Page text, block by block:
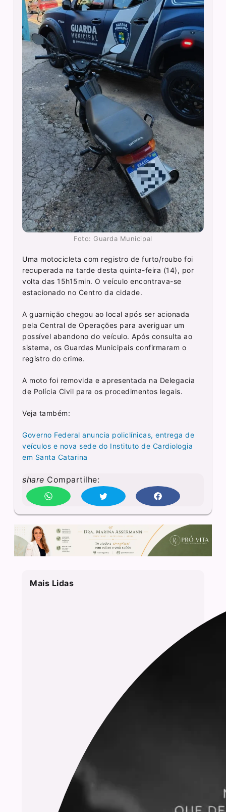
Foto: Guarda Municipal
Uma motocicleta com registro de furto/roubo foi
recuperada na tarde desta quinta-feira (14), por
volta das 15h15min. O veículo encontrava-se
estacionado no Centro da cidade.
A guarnição chegou ao local após ser acionada
pela Central de Operações para averiguar um
possível abandono do veículo. Após consulta ao
sistema, os Guardas Municipais confirmaram o
registro do crime.
A moto foi removida e apresentada na Delegacia
de Polícia Civil para os procedimentos legais.
Veja também:
Governo Federal anuncia policlínicas, entrega de
veículos e nova sede do Instituto de Cardiologia
em Santa Catarina
share Compartilhe:
Mais Lidas